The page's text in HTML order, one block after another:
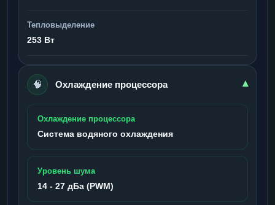
Тепловыделение
253 Вт
🧠 Охлаждение процессора ▾
Охлаждение процессора
Система водяного охлаждения
Уровень шума
14 - 27 дБа (PWM)